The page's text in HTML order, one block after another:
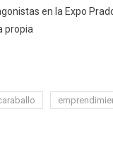
Sueño
Hecho
en la Expo
propia